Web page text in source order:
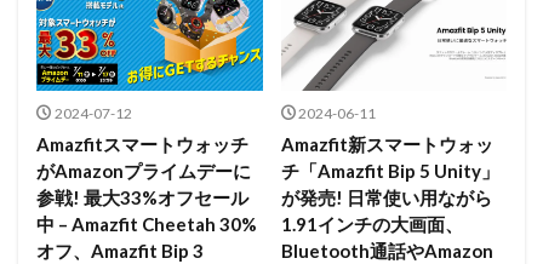
2024-07-12
Amazfitスマートウォッチ
がAmazonプライムデーに
参戦! 最大33%オフセール
中 – Amazfit Cheetah 30%
オフ、Amazfit Bip 3
2024-06-11
Amazfit新スマートウォッ
チ「Amazfit Bip 5 Unity」
が発売! 日常使い用ながら
1.91インチの大画面、
Bluetooth通話やAmazon